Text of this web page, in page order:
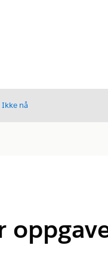
Ikke nå